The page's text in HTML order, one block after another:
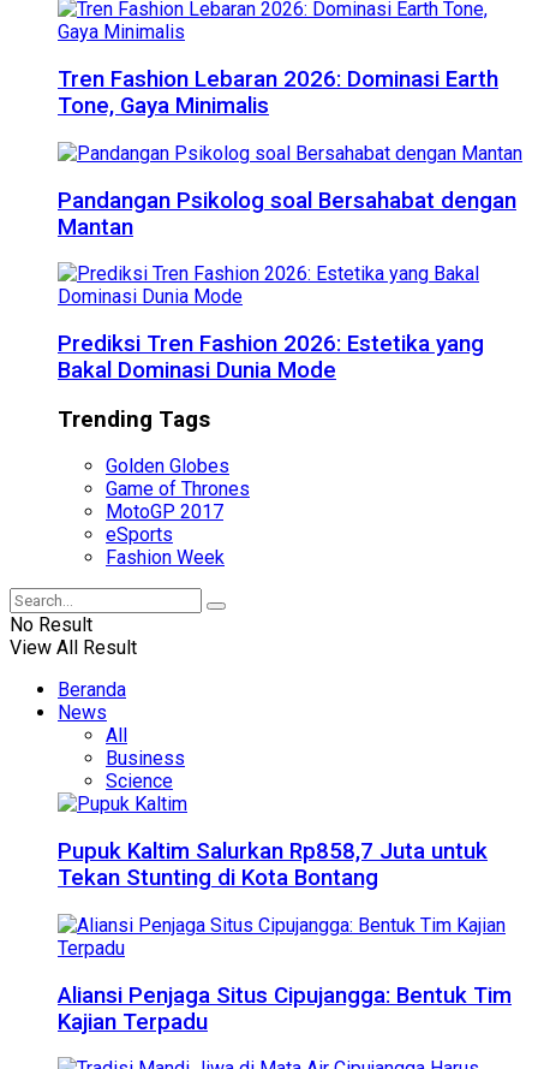
Tren Fashion Lebaran 2026: Dominasi Earth
Tone, Gaya Minimalis
Pandangan Psikolog soal Bersahabat dengan
Mantan
Prediksi Tren Fashion 2026: Estetika yang
Bakal Dominasi Dunia Mode
Trending Tags
Golden Globes
Game of Thrones
MotoGP 2017
eSports
Fashion Week
No Result
View All Result
Beranda
News
All
Business
Science
Pupuk Kaltim Salurkan Rp858,7 Juta untuk
Tekan Stunting di Kota Bontang
Aliansi Penjaga Situs Cipujangga: Bentuk Tim
Kajian Terpadu